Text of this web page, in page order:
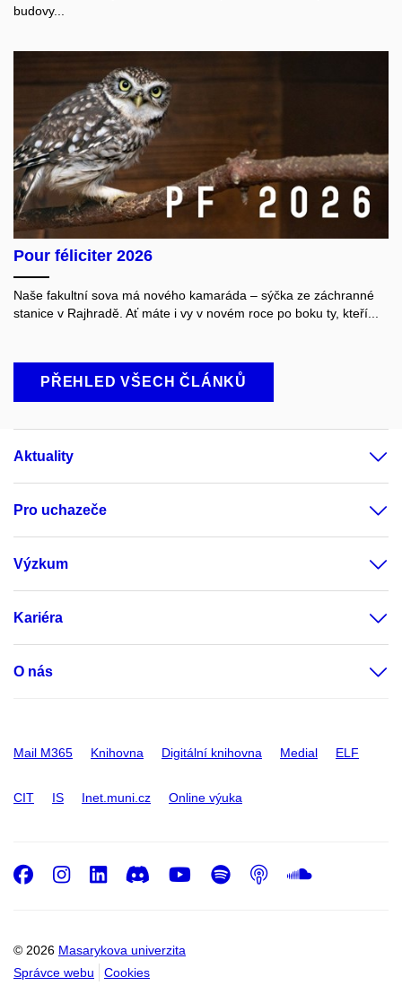
budovy...
Pour féliciter 2026
Naše fakultní sova má nového kamaráda – sýčka ze záchranné
stanice v Rajhradě. Ať máte i vy v novém roce po boku ty, kteří...
PŘEHLED VŠECH ČLÁNKŮ
Aktuality
Pro uchazeče
Výzkum
Kariéra
O nás
Mail M365 Knihovna Digitální knihovna Medial ELF
CIT IS Inet.muni.cz Online výuka
© 2026 Masarykova univerzita
Správce webu
Cookies
Facebook
Instagram
LinkedIn
DiscordYoutube
Spotify
Podcast